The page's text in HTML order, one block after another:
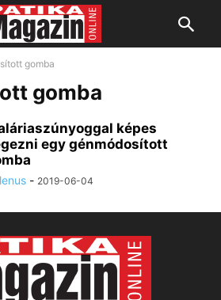
gomba
gomba
képes
egy génmódosított
- 2019-06-04